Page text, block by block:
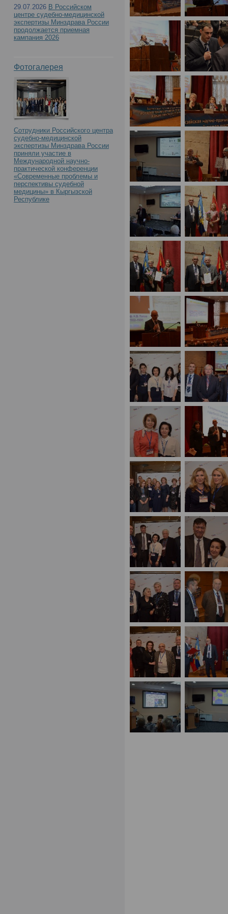
29.07.2026 В Российском
центре судебно-медицинской
экспертизы Минздрава России
продолжается приемная
кампания 2026
Фотогалерея
Сотрудники Российского центра
судебно-медицинской
экспертизы Минздрава России
приняли участие в
Международной научно-
практической конференции
«Современные проблемы и
перспективы судебной
медицины» в Кыргызской
Республике